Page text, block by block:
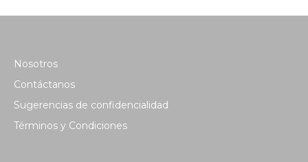
Nosotros
Contáctanos
Sugerencias de confidencialidad
Términos y Condiciones